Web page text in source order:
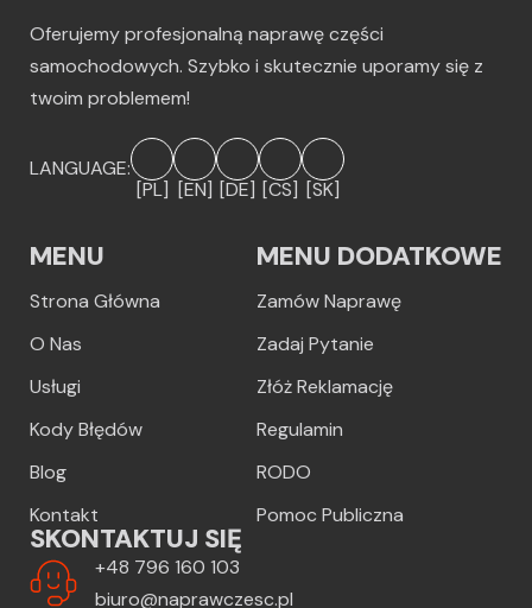
Oferujemy profesjonalną naprawę części
samochodowych. Szybko i skutecznie uporamy się z
twoim problemem!
LANGUAGE:
[PL] [EN] [DE] [CS] [SK]
MENU
Strona Główna
O Nas
Usługi
Kody Błędów
Blog
Kontakt
MENU DODATKOWE
Zamów Naprawę
Zadaj Pytanie
Złóż Reklamację
Regulamin
RODO
Pomoc Publiczna
SKONTAKTUJ SIĘ
+48 796 160 103
biuro@naprawczesc.pl